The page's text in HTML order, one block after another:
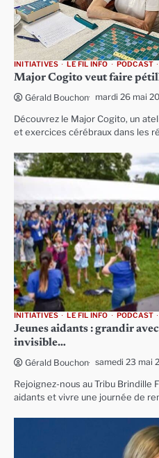
INITIATIVES LE FIL INFO PODCAST
Major Cogito veut faire
Gérald Bouchon mardi 26 mai
Découvrez le Major Cogito, un
et exercices cérébraux dans les
INITIATIVES LE FIL INFO PODCAST
Jeunes aidants : grandir
invisible…
Gérald Bouchon samedi 23 mai
Rejoignez-nous au Tribu Brindille
aidants et vivre une journée de